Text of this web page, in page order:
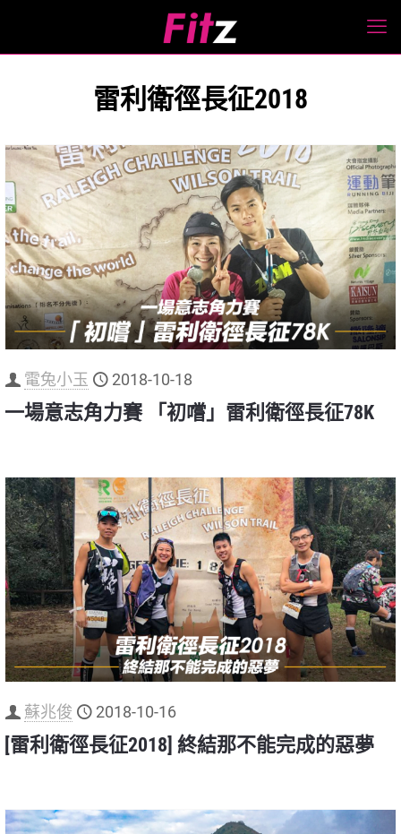
雷利衛徑長征2018
電兔小玉 2018-10-18
一場意志角力賽 「初嚐」雷利衛徑長征78K
蘇兆俊 2018-10-16
[雷利衛徑長征2018] 終結那不能完成的惡夢